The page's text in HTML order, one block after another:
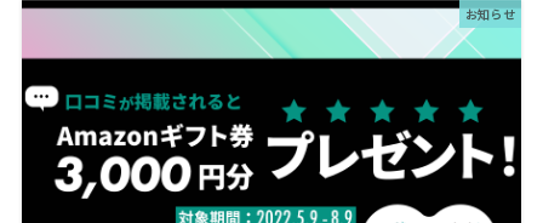
お知らせ